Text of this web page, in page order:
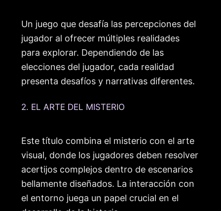
Un juego que desafía las percepciones del
jugador al ofrecer múltiples realidades
para explorar. Dependiendo de las
elecciones del jugador, cada realidad
presenta desafíos y narrativas diferentes.
2. EL ARTE DEL MISTERIO
Este título combina el misterio con el arte
visual, donde los jugadores deben resolver
acertijos complejos dentro de escenarios
bellamente diseñados. La interacción con
el entorno juega un papel crucial en el